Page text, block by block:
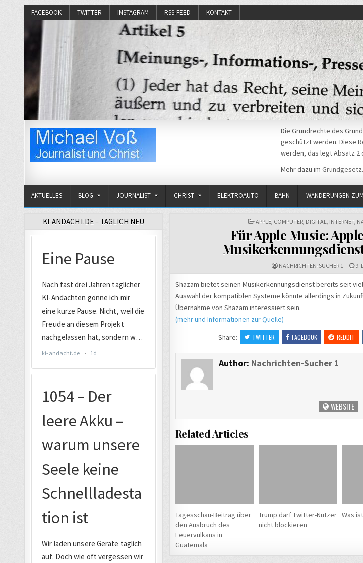
FACEBOOK TWITTER INSTAGRAM RSS-FEED KONTAKT
Die Grundrechte des
geschützt werden. Diese
werden, das legt Absatz 2
Mehr dazu im Grundgesetz.
AKTUELLES BLOG JOURNALIST CHRIST ELEKTROAUTO BAHN WANDERUNGEN
POSTED
APPLE COMPUTER DIGITAL INTERNET,
Für Apple Music:
NACHRICHTEN-SUCHER 1 9.
Shazam bietet seinen Musikerkennungsdienst bereits seit
Auswahl der kompatiblen Systeme könnte allerdings in
Übernahme von Shazam interessiert sein.
(mehr und Informationen zur Quelle)
Share:
TWITTER FACEBOOK REDDIT
Author: Nachrichten-Sucher 1
WEBSITE
Related Articles
Tagesschau-Beitrag über
den Ausbruch des
Feuervulkans in
Guatemala
Trump darf Twitter-Nutzer
nicht blockieren
Was
KI-ANDACHT.DE – TÄGLICH NEU